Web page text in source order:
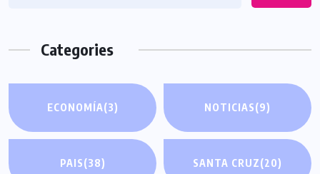
Categories
ECONOMÍA(3) NOTICIAS(9)
PAIS(38) SANTA CRUZ(20)